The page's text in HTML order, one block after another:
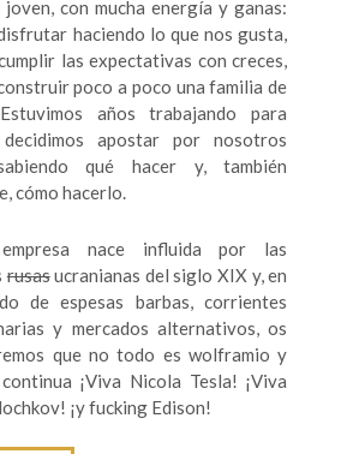
joven, con mucha energía y ganas:
haciendo lo que nos gusta,
las expectativas con creces,
poco a poco una familia de
años trabajando para
apostar por nosotros
qué hacer y, también
cómo hacerlo.
nace influida por las
rusasucranianas del siglo XIX y, en
de espesas barbas, corrientes
y mercados alternativos, os
que no todo es wolframio y
¡Viva Nicola Tesla! ¡Viva
¡y fucking Edison!